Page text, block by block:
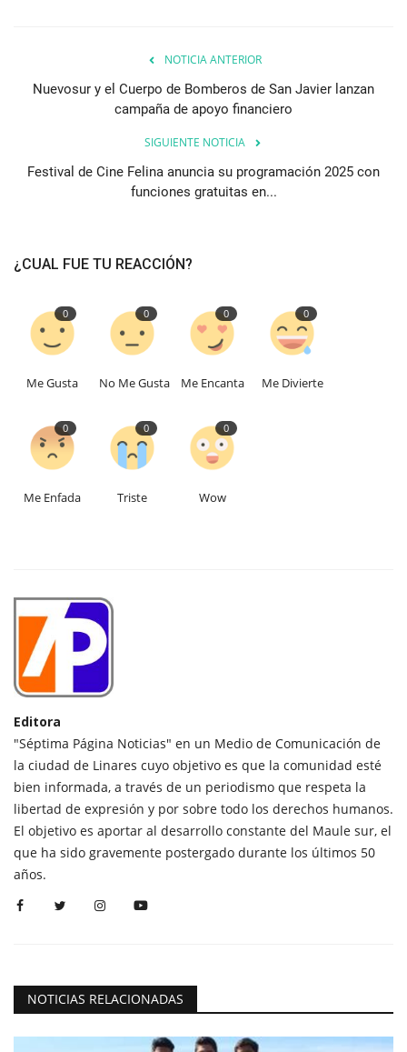
NOTICIA ANTERIOR
Nuevosur y el Cuerpo de Bomberos de San Javier lanzan
campaña de apoyo financiero
SIGUIENTE NOTICIA
Festival de Cine Felina anuncia su programación 2025 con
funciones gratuitas en...
¿CUAL FUE TU REACCIÓN?
0
Me Gusta
0
No Me Gusta
0
Me Encanta
0
Me Divierte
0
Me Enfada
0
Triste
0
Wow
Editora
"Séptima Página Noticias" en un Medio de Comunicación de
la ciudad de Linares cuyo objetivo es que la comunidad esté
bien informada, a través de un periodismo que respeta la
libertad de expresión y por sobre todo los derechos humanos.
El objetivo es aportar al desarrollo constante del Maule sur, el
que ha sido gravemente postergado durante los últimos 50
años.
NOTICIAS RELACIONADAS